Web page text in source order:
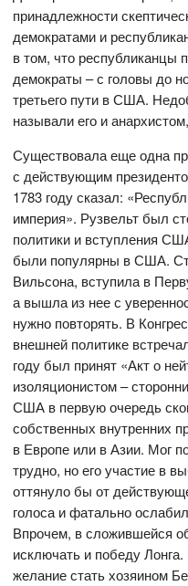
принадлежности
демократами и
в том, что республиканцы
демократы – с головы до
третьего пути в США.
называли его и
Существовала еще одна
с действующим
1783 году сказал:
империя». Рузвельт был
политики и вступления
были популярны в США.
Вильсона, вступила в
а вышла из нее с
нужно повторять. В
внешней политике
году был принят «Акт о
изоляционистом –
США в первую очередь
собственных внутренних
в Европе или в Азии. Мог
трудно, но его участие в
оттянуло бы от
голоса и фатально
Впрочем, в сложившейся
исключать и победу
желание стать хозяином